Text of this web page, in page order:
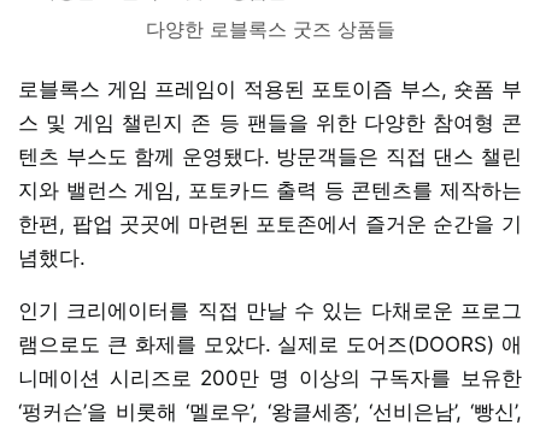
다양한 로블록스 굿즈 상품들
로블록스 게임 프레임이 적용된 포토이즘 부스, 숏폼 부
스 및 게임 챌린지 존 등 팬들을 위한 다양한 참여형 콘
텐츠 부스도 함께 운영됐다. 방문객들은 직접 댄스 챌린
지와 밸런스 게임, 포토카드 출력 등 콘텐츠를 제작하는
한편, 팝업 곳곳에 마련된 포토존에서 즐거운 순간을 기
념했다.
인기 크리에이터를 직접 만날 수 있는 다채로운 프로그
램으로도 큰 화제를 모았다. 실제로 도어즈(DOORS) 애
니메이션 시리즈로 200만 명 이상의 구독자를 보유한
‘펑커슨’을 비롯해 ‘멜로우’, ‘왕클세종’, ‘선비은남’, ‘빵신’,